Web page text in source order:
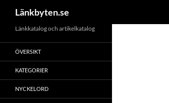
Hoppa
till
innehåll
Länkbyten.se
Länkkatalog och artikelkatalog
ÖVERSIKT
KATEGORIER
NYCKELORD